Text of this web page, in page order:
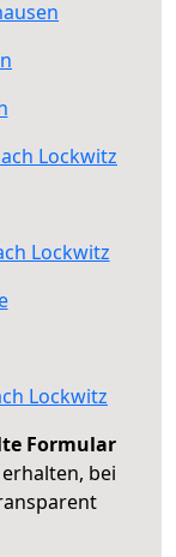
Lockwitz
Lockwitz
Lockwitz
Formular
bei